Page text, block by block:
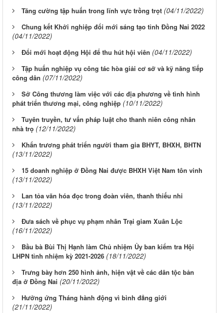
Tăng cường tập huấn trong lĩnh vực trồng trọt (04/11/2022)
Chung kết Khởi nghiệp đổi mới sáng tạo tỉnh Đồng Nai 2022
(04/11/2022)
Đổi mới hoạt động Hội để thu hút hội viên (04/11/2022)
Tập huấn nghiệp vụ công tác hòa giải cơ sở và kỹ năng tiếp
công dân (07/11/2022)
Sở Công thương làm việc với các địa phương về tình hình
phát triển thương mại, công nghiệp (10/11/2022)
Tuyên truyền, tư vấn pháp luật cho thanh niên công nhân
nhà trọ (12/11/2022)
Khẩn trương phát triển người tham gia BHYT, BHXH, BHTN
(13/11/2022)
15 doanh nghiệp ở Đồng Nai được BHXH Việt Nam tôn vinh
(13/11/2022)
Lan tỏa văn hóa đọc trong đoàn viên, thanh thiếu nhi
(13/11/2022)
Đưa sách về phục vụ phạm nhân Trại giam Xuân Lộc
(16/11/2022)
Bầu bà Bùi Thị Hạnh làm Chủ nhiệm Ủy ban kiểm tra Hội
LHPN tỉnh nhiệm kỳ 2021-2026 (18/11/2022)
Trưng bày hơn 250 hình ảnh, hiện vật về các dân tộc bản
địa ở Đồng Nai (20/11/2022)
Hưởng ứng Tháng hành động vì bình đẳng giới
(21/11/2022)